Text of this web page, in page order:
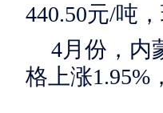
440.50元/吨
4月份，内
格上涨1.95%